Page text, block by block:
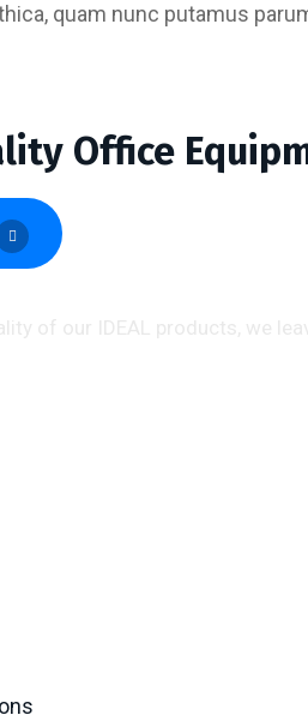
quam nunc putamus
Office